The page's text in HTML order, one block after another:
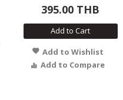
395.00 THB
Add to Cart
Add to Wishlist
Add to Compare